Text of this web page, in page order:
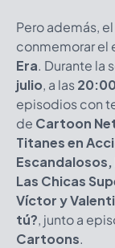
Pero además,
conmemorar el
Era. Durante la
julio, a las20:00
episodios con
de Cartoon
Titanes en
Las Chicas
Víctor y
tú?, junto a
Cartoons.